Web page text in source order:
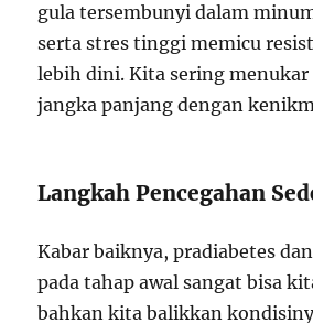
gula tersembunyi dalam
serta stres tinggi memicu
lebih dini. Kita sering menukar
jangka panjang dengan
Langkah Pencegahan
Kabar baiknya, pradiabetes
pada tahap awal sangat bisa
bahkan kita balikkan